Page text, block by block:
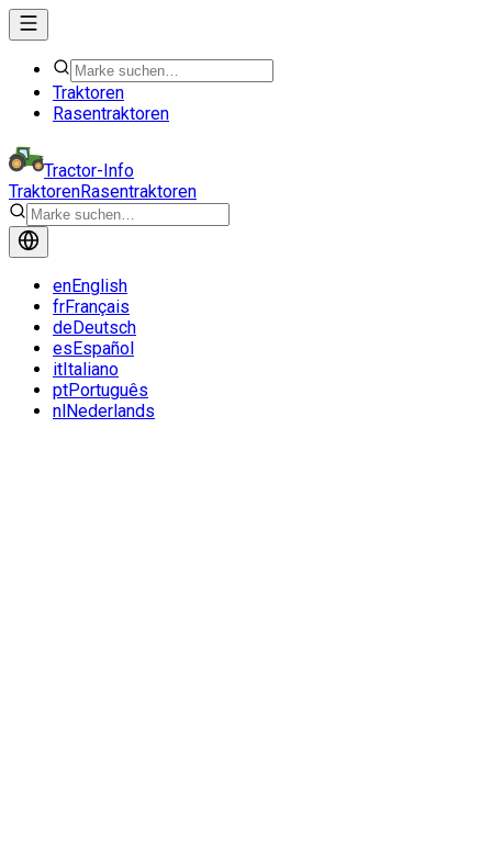
Traktoren
Rasentraktoren
Tractor-Info
TraktorenRasentraktoren
enEnglish
frFrançais
deDeutsch
esEspañol
itItaliano
ptPortuguês
nlNederlands